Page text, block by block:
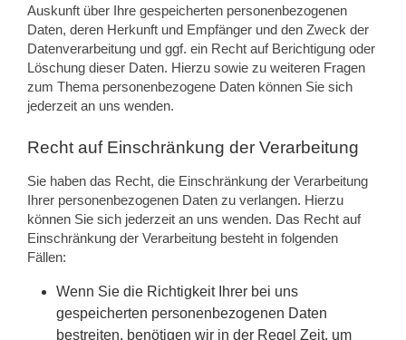
Auskunft über Ihre gespeicherten personenbezogenen
Daten, deren Herkunft und Empfänger und den Zweck der
Datenverarbeitung und ggf. ein Recht auf Berichtigung oder
Löschung dieser Daten. Hierzu sowie zu weiteren Fragen
zum Thema personenbezogene Daten können Sie sich
jederzeit an uns wenden.
Recht auf Einschränkung der Verarbeitung
Sie haben das Recht, die Einschränkung der Verarbeitung
Ihrer personenbezogenen Daten zu verlangen. Hierzu
können Sie sich jederzeit an uns wenden. Das Recht auf
Einschränkung der Verarbeitung besteht in folgenden
Fällen:
Wenn Sie die Richtigkeit Ihrer bei uns
gespeicherten personenbezogenen Daten
bestreiten, benötigen wir in der Regel Zeit, um